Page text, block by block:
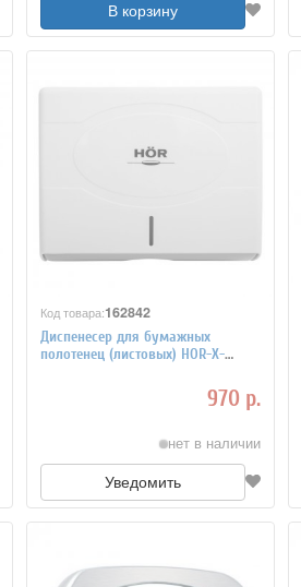
В корзину
Код товара:162842
Диспенесер для бумажных
полотенец (листовых) HOR-X-
970 р.
нет в наличии
Уведомить